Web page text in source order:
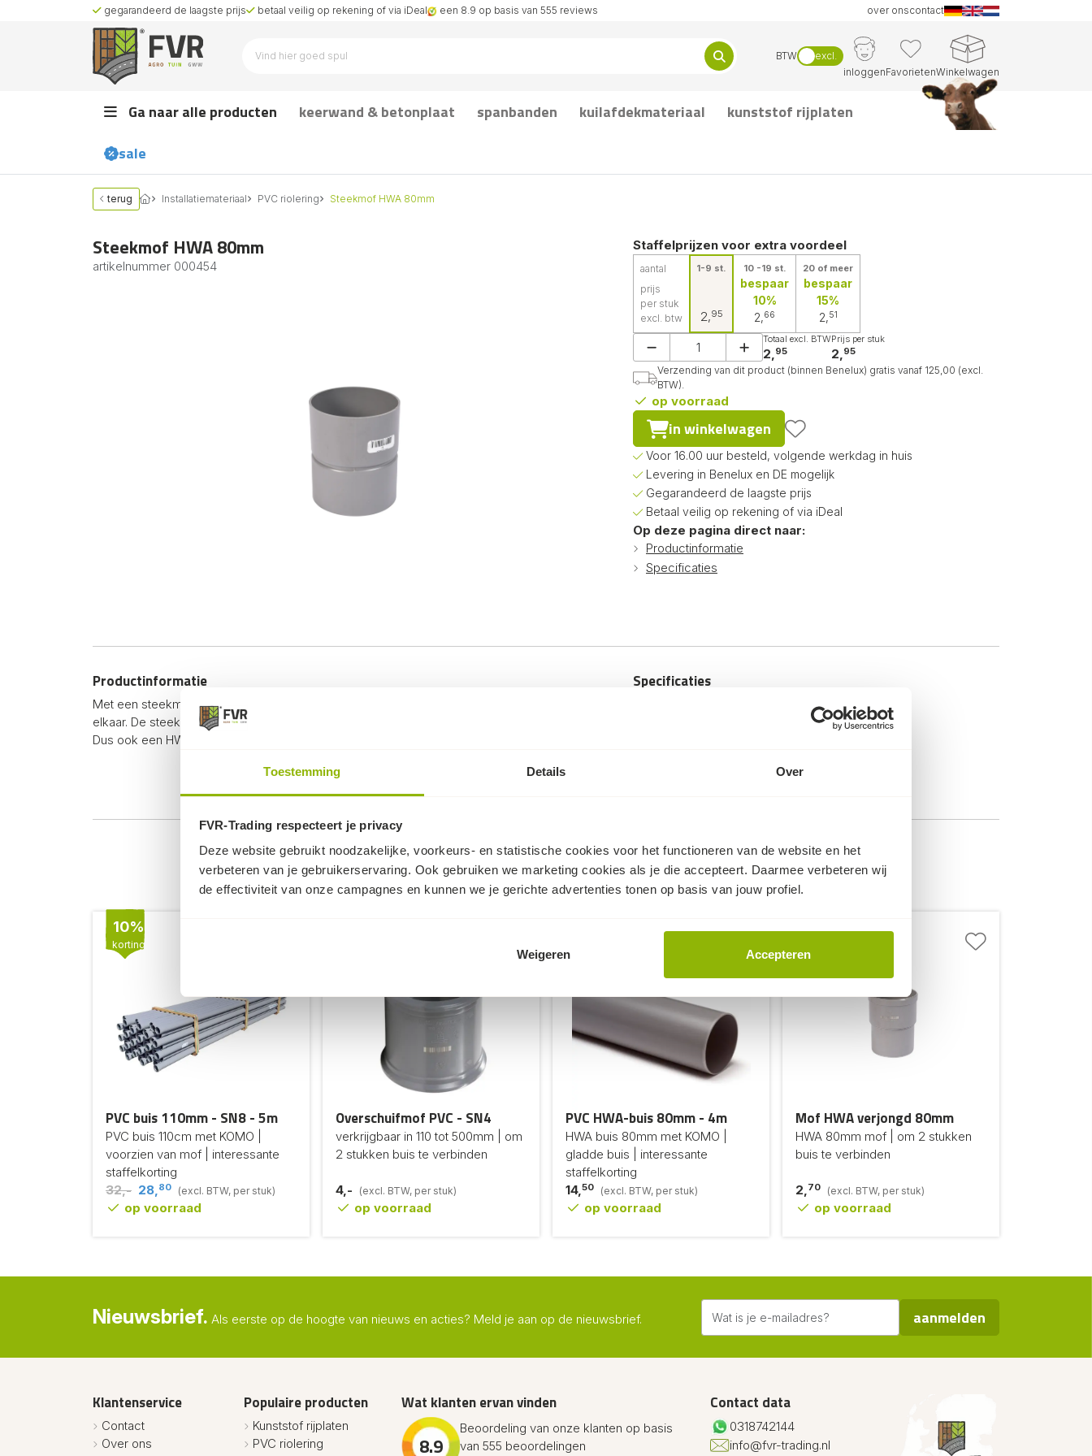
Toestemming Details Over
FVR-Trading respecteert je privacy
Deze website gebruikt noodzakelijke, voorkeurs- en statistische cookies voor het functioneren van de website en het
verbeteren van je gebruikerservaring. Ook gebruiken we marketing cookies als je die accepteert. Daarmee verbeteren wij
de effectiviteit van onze campagnes en kunnen we je gerichte advertenties tonen op basis van jouw profiel.
Weigeren Accepteren
gegarandeerd de laagste prijs betaal veilig op rekening of via iDeal een 8.9 op basis van 555 reviews over onscontact
BTW
excl.
inloggenFavorietenWinkelwagen
Ga naar alle producten keerwand & betonplaat spanbanden kuilafdekmateriaal
kunststof rijplaten
sale
terug Installatiemateriaal PVC riolering Steekmof HWA 80mm
Steekmof HWA 80mm
artikelnummer 000454
Staffelprijzen voor extra voordeel
aantal
prijs
per stuk
excl. btw
1-9 st.
2,95
10 -19 st.
bespaar
10%
2,66
20 of meer
bespaar
15%
2,51
Totaal excl. BTW
2,95
Prijs per stuk
2,95
Verzending van dit product (binnen Benelux) gratis vanaf 125,00 (excl.
BTW).
op voorraad
in winkelwagen
Voor 16.00 uur besteld, volgende werkdag in huis
Levering in Benelux en DE mogelijk
Gegarandeerd de laagste prijs
Betaal veilig op rekening of via iDeal
Op deze pagina direct naar:
Productinformatie
Specificaties
Productinformatie
Met een steekmof HWA 80mm verbind je twee regenpijpen eenvoudig aan
elkaar. De steekmof heeft aan 2 kanten een mof aansluiting.
Dus ook een HWA-hulpstuk spie-uiteinde past in de mof aansluiting
Specificaties
Dit kan ook nog knap handig zijn...
10%
korting
PVC buis 110mm - SN8 - 5m
PVC buis 110cm met KOMO |
voorzien van mof | interessante
staffelkorting
32,- 28,80 (excl. BTW, per stuk)
op voorraad
Overschuifmof PVC - SN4
verkrijgbaar in 110 tot 500mm | om
2 stukken buis te verbinden
4,- (excl. BTW, per stuk)
op voorraad
PVC HWA-buis 80mm - 4m
HWA buis 80mm met KOMO |
gladde buis | interessante
staffelkorting
14,50 (excl. BTW, per stuk)
op voorraad
Mof HWA verjongd 80mm
HWA 80mm mof | om 2 stukken
buis te verbinden
2,70 (excl. BTW, per stuk)
op voorraad
Nieuwsbrief. Als eerste op de hoogte van nieuws en acties? Meld je aan op de nieuwsbrief. aanmelden
Klantenservice
Contact
Over ons
Populaire producten
Kunststof rijplaten
PVC riolering
Wat klanten ervan vinden
8.9
Beoordeling van onze klanten op basis
van 555 beoordelingen
Contact data
0318742144
info@fvr-trading.nl